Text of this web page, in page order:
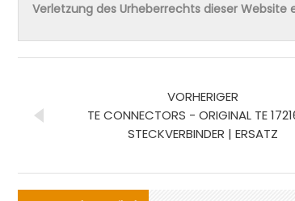
Verletzung des Urheberrechts dieser Website
VORHERIGER
TE CONNECTORS - ORIGINAL TE
STECKVERBINDER | ERSATZ